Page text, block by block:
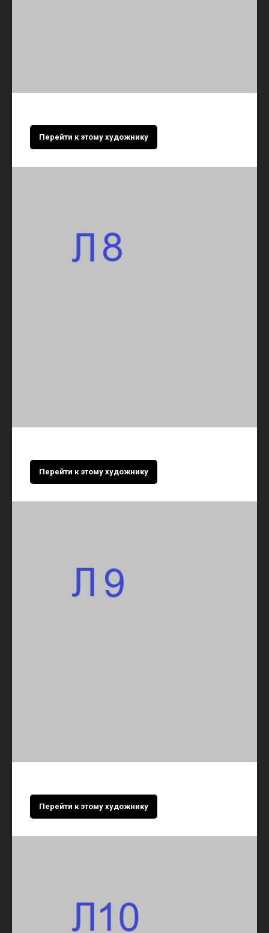
Перейти к этому художнику
Перейти к этому художнику
Перейти к этому художнику